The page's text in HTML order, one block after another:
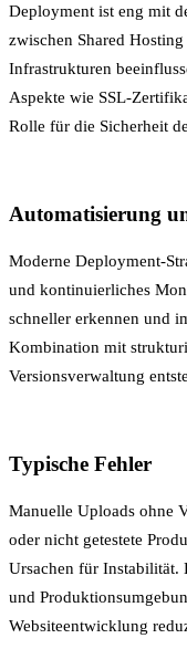
Deployment ist eng mit
zwischen Shared Hosting
Infrastrukturen
Aspekte wie SSL-
Rolle für die Sicherheit
Automatisierung
Moderne Deployment-
und kontinuierliches
schneller erkennen und
Kombination mit
Versionsverwaltung
Typische Fehler
Manuelle Uploads ohne
oder nicht getestete
Ursachen für Instabilität.
und
Websiteentwicklung